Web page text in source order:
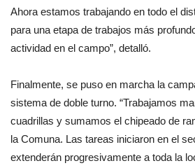
Ahora estamos trabajando en todo el
para una etapa de trabajos más
actividad en el campo”, detalló.
Finalmente, se puso en marcha la
sistema de doble turno. “Trabajamos
cuadrillas y sumamos el chipeado de
la Comuna. Las tareas iniciaron en el
extenderán progresivamente a toda la